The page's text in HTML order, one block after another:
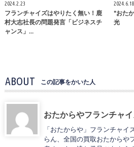
2024.2.23
フランチャイズはやりたく無い！鹿
村大志社長の問題発言「ビジネスチ
ャンス」…
2024.6.18
"おた
光
ABOUT この記事をかいた人
おたからやフランチャ
「おたからや」フランチャイ
らん、全国の買取おたからや